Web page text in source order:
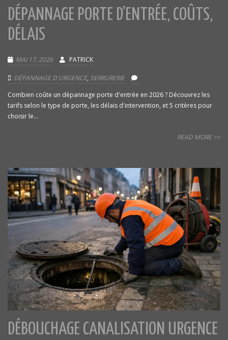
DÉPANNAGE PORTE D’ENTRÉE, COÛTS,
DÉLAIS
MAI 17, 2026 PATRICK
DÉPANNAGE D'URGENCE, SERRURERIE
Combien coûte un dépannage porte d'entrée en 2026 ? Découvrez les
tarifs selon le type de porte, les délais d'intervention, et 5 critères pour
choisir le...
READ MORE >>
DÉBOUCHAGE CANALISATION URGENCE